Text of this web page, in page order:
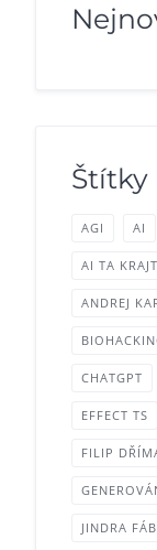
Štítky
AGI AI
AI TA
ANDREJ
CHATGPT
EFFECT TS
FILIP
JINDRA